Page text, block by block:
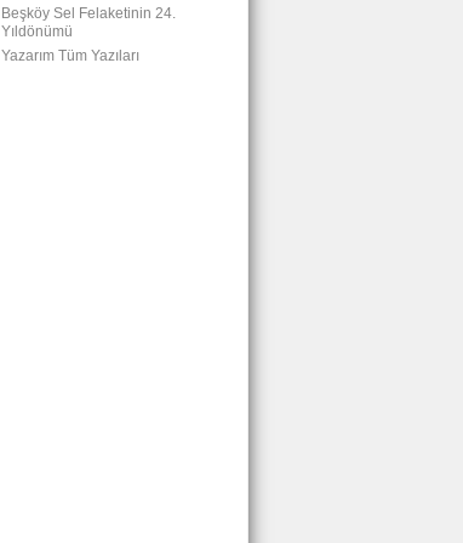
Beşköy Sel Felaketinin 24.
Yıldönümü
Yazarım Tüm Yazıları